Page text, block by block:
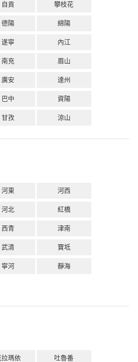
自貢 攀枝花
德陽 綿陽
遂寧 內江
南充 眉山
廣安 達州
巴中 資陽
甘孜 涼山
河東 河西
河北 紅橋
西青 津南
武清 寶坻
寧河 靜海
拉瑪依 吐魯番